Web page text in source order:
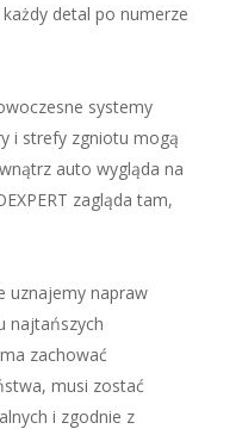
detal po numerze
systemy
i strefy zgniotu mogą
auto wygląda na
zagląda tam,
uznajemy napraw
najtańszych
zachować
musi zostać
i zgodnie z